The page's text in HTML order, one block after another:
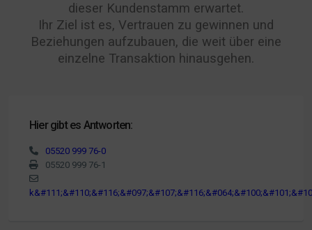
dieser Kundenstamm erwartet.
Ihr Ziel ist es, Vertrauen zu gewinnen und
Beziehungen aufzubauen, die weit über eine
einzelne Transaktion hinausgehen.
Hier gibt es Antworten:
05520 999 76-0
05520 999 76-1